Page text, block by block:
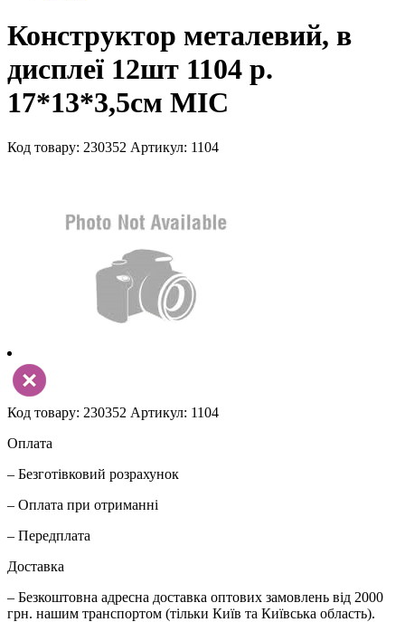
Конструктор металевий, в
дисплеї 12шт 1104 р.
17*13*3,5см MIC
Код товару: 230352 Артикул: 1104
Код товару: 230352 Артикул: 1104
Оплата
– Безготівковий розрахунок
– Оплата при отриманні
– Передплата
Доставка
– Безкоштовна адресна доставка оптових замовлень від 2000
грн. нашим транспортом (тільки Київ та Київська область).